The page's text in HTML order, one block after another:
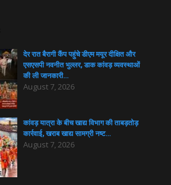
देर रात बैरागी कैंप पहुंचे डीएम मयूर दीक्षित और
एसएसपी नवनीत भुल्लर, डाक कांवड़ व्यवस्थाओं
की ली जानकारी…
August 7, 2026
कांवड़ यात्रा के बीच खाद्य विभाग की ताबड़तोड़
कार्रवाई, खराब खाद्य सामग्री नष्ट…
August 7, 2026